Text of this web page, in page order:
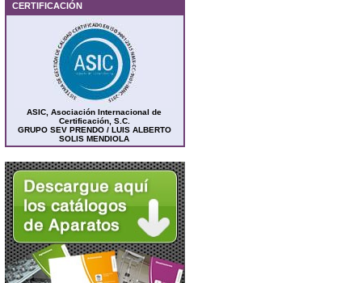
CERTIFICACIÓN
ASIC, Asociación Internacional de
Certificación, S.C.
GRUPO SEV PRENDO / LUIS ALBERTO
SOLIS MENDIOLA